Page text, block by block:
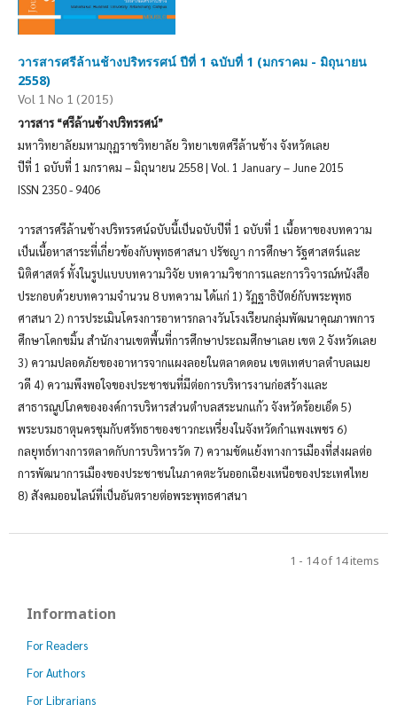
วารสารศรีล้านช้างปริทรรศน์ ปีที่ 1 ฉบับที่ 1 (มกราคม - มิถุนายน
2558)
Vol 1 No 1 (2015)
วารสาร “ศรีล้านช้างปริทรรศน์”
มหาวิทยาลัยมหามกุฏราชวิทยาลัย วิทยาเขตศรีล้านช้าง จังหวัดเลย
ปีที่ 1 ฉบับที่ 1 มกราคม – มิถุนายน 2558 | Vol. 1 January – June 2015
ISSN 2350 - 9406
วารสารศรีล้านช้างปริทรรศน์ฉบับนี้เป็นฉบับปีที่ 1 ฉบับที่ 1 เนื้อหาของบทความ
เป็นเนื้อหาสาระที่เกี่ยวข้องกับพุทธศาสนา ปรัชญา การศึกษา รัฐศาสตร์และ
นิติศาสตร์ ทั้งในรูปแบบบทความวิจัย บทความวิชาการและการวิจารณ์หนังสือ
ประกอบด้วยบทความจำนวน 8 บทความ ได้แก่ 1) รัฏฐาธิปัตย์กับพระพุทธ
ศาสนา 2) การประเมินโครงการอาหารกลางวันโรงเรียนกลุ่มพัฒนาคุณภาพการ
ศึกษาโคกขมิ้น สำนักงานเขตพื้นที่การศึกษาประถมศึกษาเลย เขต 2 จังหวัดเลย
3) ความปลอดภัยของอาหารจากแผงลอยในตลาดดอน เขตเทศบาลตำบลเมย
วดี 4) ความพึงพอใจของประชาชนที่มีต่อการบริหารงานก่อสร้างและ
สาธารณูปโภคขององค์การบริหารส่วนตำบลสระนกแก้ว จังหวัดร้อยเอ็ด 5)
พระบรมธาตุนครชุมกับศรัทธาของชาวกะเหรี่ยงในจังหวัดกำแพงเพชร 6)
กลยุทธ์ทางการตลาดกับการบริหารวัด 7) ความขัดแย้งทางการเมืองที่ส่งผลต่อ
การพัฒนาการเมืองของประชาชนในภาคตะวันออกเฉียงเหนือของประเทศไทย
8) สังคมออนไลน์ที่เป็นอันตรายต่อพระพุทธศาสนา
1 - 14 of 14 items
Information
For Readers
For Authors
For Librarians